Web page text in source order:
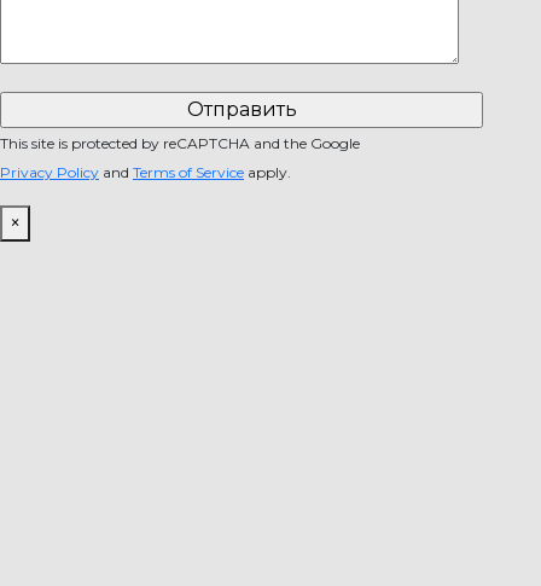
This site is protected by reCAPTCHA and the Google
Privacy Policy and Terms of Service apply.
×